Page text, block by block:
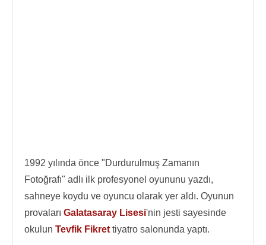
1992 yılında önce "Durdurulmuş Zamanın
Fotoğrafı" adlı ilk profesyonel oyununu yazdı,
sahneye koydu ve oyuncu olarak yer aldı. Oyunun
provaları Galatasaray Lisesi'nin jesti sayesinde
okulun Tevfik Fikret tiyatro salonunda yaptı.